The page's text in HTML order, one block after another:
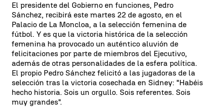
El presidente del Gobierno en funciones, Pedro
Sánchez, recibirá este martes 22 de agosto, en el
Palacio de La Moncloa, a la selección femenina de
fútbol. Y es que la victoria histórica de la selección
femenina ha provocado un auténtico aluvión de
felicitaciones por parte de miembros del Ejecutivo,
además de otras personalidades de la esfera política.
El propio Pedro Sánchez felicitó a las jugadoras de la
selección tras la victoria cosechada en Sidney: "Habéis
hecho historia. Sois un orgullo. Sois referentes. Sois
muy grandes".